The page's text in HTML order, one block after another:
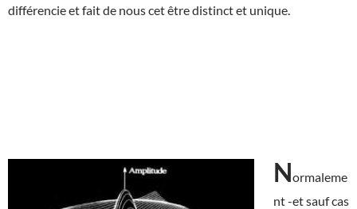
différencie et fait de nous cet être distinct et unique.
Normaleme
nt -et sauf cas